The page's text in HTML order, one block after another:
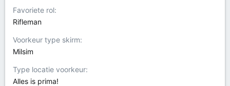
Favoriete rol
Rifleman
Voorkeur type skirm
Milsim
Type locatie voorkeur
Alles is prima!